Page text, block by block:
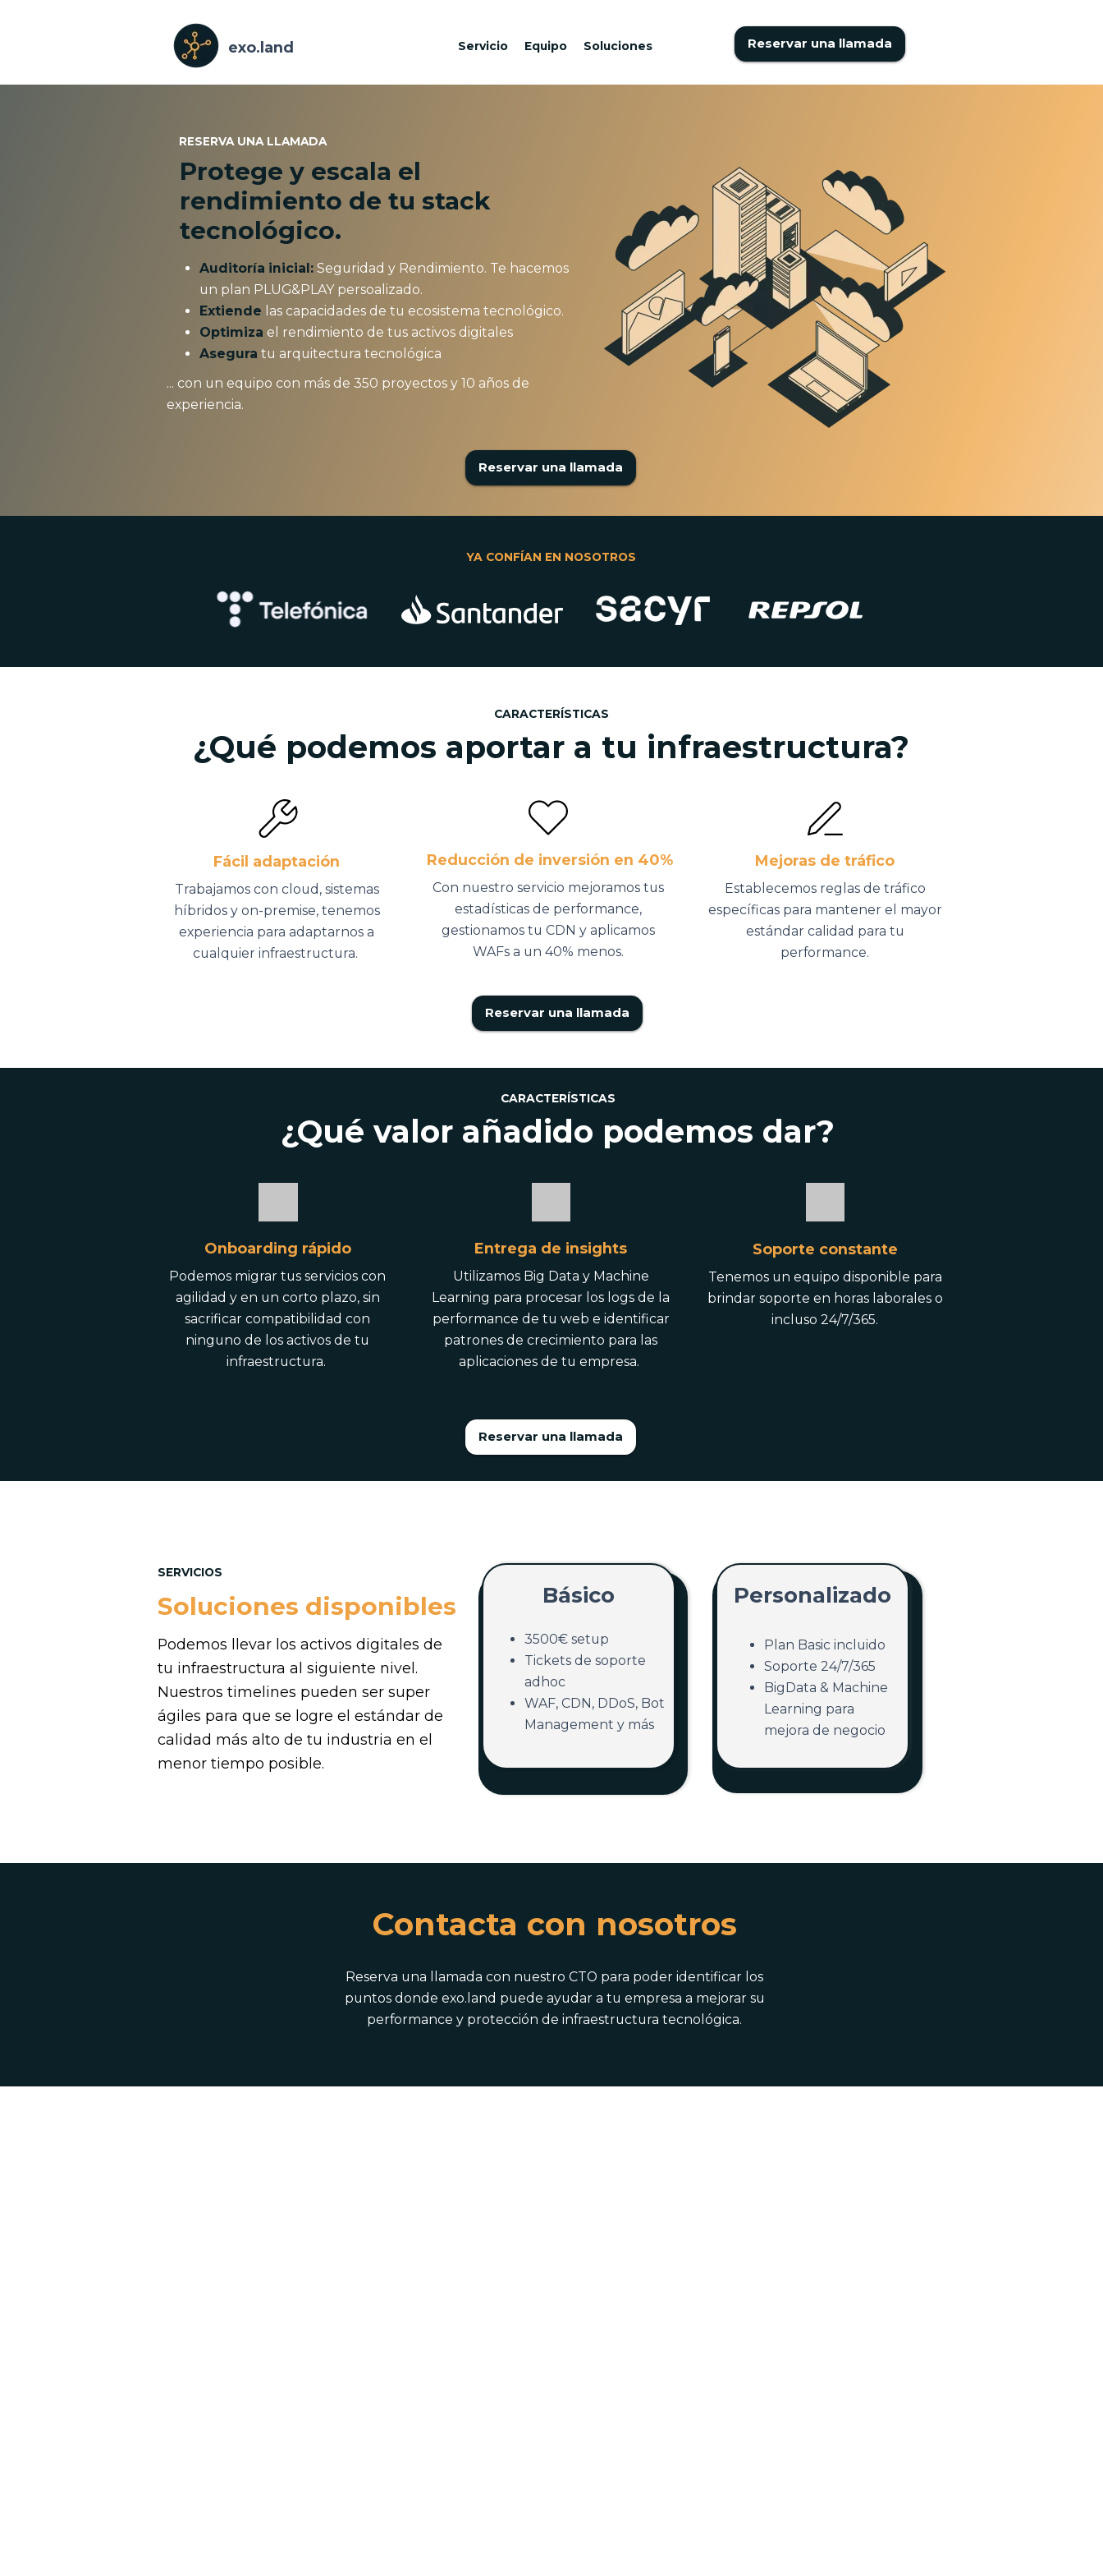
Reservar una llamada
Servicio Equipo Soluciones
exo.land
RESERVA UNA LLAMADA
Protege y escala el
rendimiento de tu stack
tecnológico.
Auditoría inicial: Seguridad y Rendimiento. Te hacemos
un plan PLUG&PLAY persoalizado.
Extiende las capacidades de tu ecosistema tecnológico.
Optimiza el rendimiento de tus activos digitales
Asegura tu arquitectura tecnológica
... con un equipo con más de 350 proyectos y 10 años de
experiencia.
Reservar una llamada
YA CONFÍAN EN NOSOTROS
CARACTERÍSTICAS
¿Qué podemos aportar a tu infraestructura?
Reducción de inversión en 40% Mejoras de tráfico
Fácil adaptación
Con nuestro servicio mejoramos tus
estadísticas de performance,
gestionamos tu CDN y aplicamos
WAFs a un 40% menos.
Establecemos reglas de tráfico
específicas para mantener el mayor
estándar calidad para tu
performance.
Trabajamos con cloud, sistemas
híbridos y on-premise, tenemos
experiencia para adaptarnos a
cualquier infraestructura.
Reservar una llamada
CARACTERÍSTICAS
¿Qué valor añadido podemos dar?
Onboarding rápido
Podemos migrar tus servicios con
agilidad y en un corto plazo, sin
sacrificar compatibilidad con
ninguno de los activos de tu
infraestructura.
Entrega de insights
Utilizamos Big Data y Machine
Learning para procesar los logs de la
performance de tu web e identificar
patrones de crecimiento para las
aplicaciones de tu empresa.
Soporte constante
Tenemos un equipo disponible para
brindar soporte en horas laborales o
incluso 24/7/365.
Reservar una llamada
SERVICIOS
Básico Personalizado
Soluciones disponibles
3500€ setup
Tickets de soporte
adhoc
WAF, CDN, DDoS, Bot
Management y más
Plan Basic incluido
Soporte 24/7/365
BigData & Machine
Learning para
mejora de negocio
Podemos llevar los activos digitales de
tu infraestructura al siguiente nivel.
Nuestros timelines pueden ser super
ágiles para que se logre el estándar de
calidad más alto de tu industria en el
menor tiempo posible.
Contacta con nosotros
Reserva una llamada con nuestro CTO para poder identificar los
puntos donde exo.land puede ayudar a tu empresa a mejorar su
performance y protección de infraestructura tecnológica.